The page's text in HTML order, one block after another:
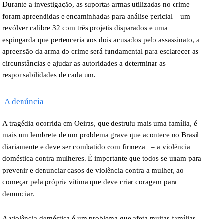
Durante a investigação, as suportas armas utilizadas no crime
foram apreendidas e encaminhadas para análise pericial – um
revólver calibre 32 com três projetis disparados e uma
espingarda que pertenceria aos dois acusados pelo assassinato, a
apreensão da arma do crime será fundamental para esclarecer as
circunstâncias e ajudar as autoridades a determinar as
responsabilidades de cada um.
A denúncia
A tragédia ocorrida em Oeiras, que destruiu mais uma família, é
mais um lembrete de um problema grave que acontece no Brasil
diariamente e deve ser combatido com firmeza – a violência
doméstica contra mulheres. É importante que todos se unam para
prevenir e denunciar casos de violência contra a mulher, ao
começar pela própria vítima que deve criar coragem para
denunciar.